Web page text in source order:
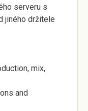
serveru s
jiného držitele
mix,
and